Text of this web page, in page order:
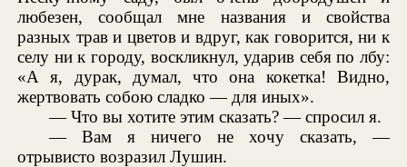
любезен, сообщал мне названия и свойства
разных трав и цветов и вдруг, как говорится, ни к
селу ни к городу, воскликнул, ударив себя по лбу:
«А я, дурак, думал, что она кокетка! Видно,
жертвовать собою сладко — для иных».
— Что вы хотите этим сказать? — спросил я.
— Вам я ничего не хочу сказать, —
отрывисто возразил Лушин.